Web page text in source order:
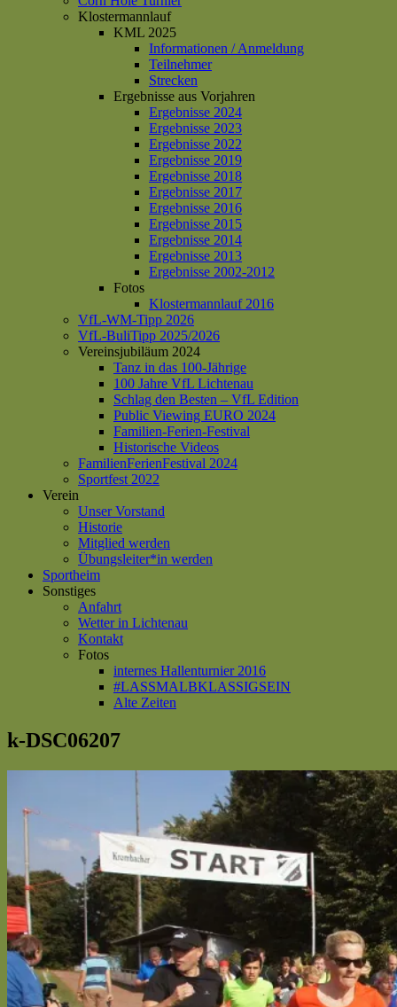
Klostermannlauf
KML 2025
Informationen / Anmeldung
Teilnehmer
Strecken
Ergebnisse aus Vorjahren
Ergebnisse 2024
Ergebnisse 2023
Ergebnisse 2022
Ergebnisse 2019
Ergebnisse 2018
Ergebnisse 2017
Ergebnisse 2016
Ergebnisse 2015
Ergebnisse 2014
Ergebnisse 2013
Ergebnisse 2002-2012
Fotos
Klostermannlauf 2016
VfL-WM-Tipp 2026
VfL-BuliTipp 2025/2026
Vereinsjubiläum 2024
Tanz in das 100-Jährige
100 Jahre VfL Lichtenau
Schlag den Besten – VfL Edition
Public Viewing EURO 2024
Familien-Ferien-Festival
Historische Videos
FamilienFerienFestival 2024
Sportfest 2022
Verein
Unser Vorstand
Historie
Mitglied werden
Übungsleiter*in werden
Sportheim
Sonstiges
Anfahrt
Wetter in Lichtenau
Kontakt
Fotos
internes Hallenturnier 2016
#LASSMALBKLASSIGSEIN
Alte Zeiten
k-DSC06207